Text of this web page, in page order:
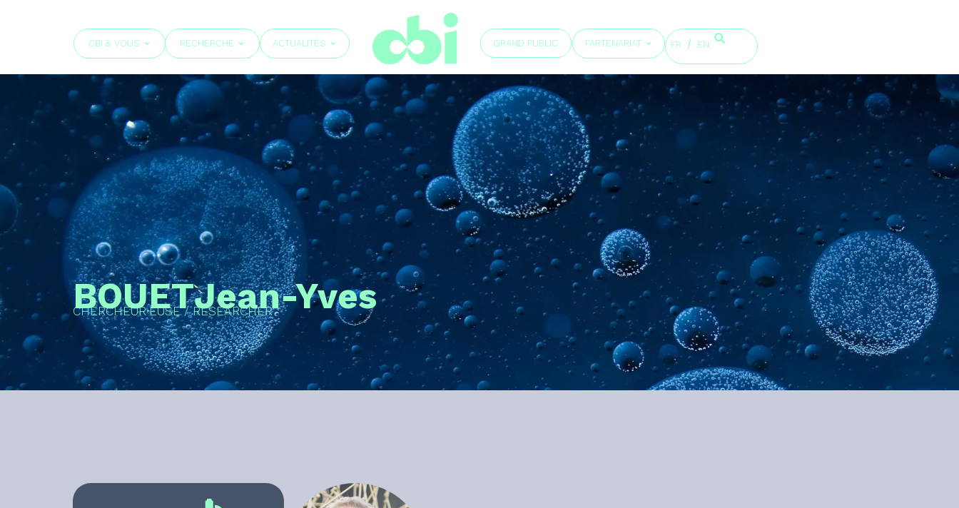
CBI & VOUS RECHERCHE ACTUALITÉS GRAND PUBLIC PARTENARIAT FR EN
BOUETJean-Yves
CHERCHEUR·EUSE / RESEARCHER